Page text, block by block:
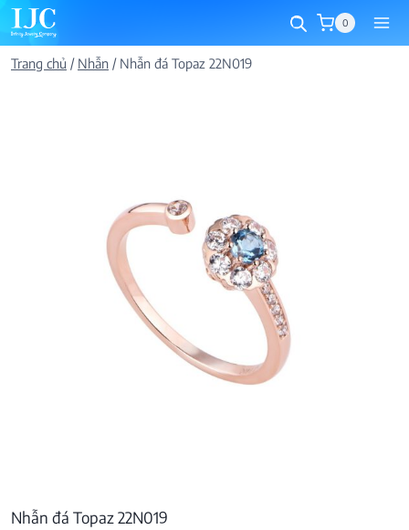
Skip
to
content
0
Trang chủ / Nhẫn / Nhẫn đá Topaz 22N019
Nhẫn đá Topaz 22N019